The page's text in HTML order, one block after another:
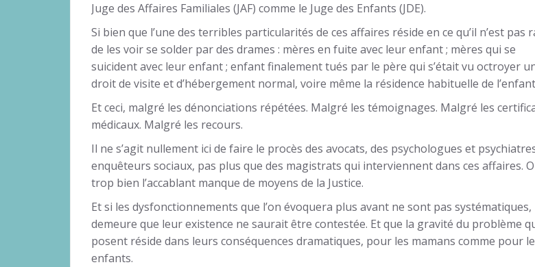
Juge des Affaires Familiales (JAF) comme le Juge des Enfants (JDE).
Si bien que l’une des terribles particularités de ces affaires réside en ce qu’il n’est pas
de les voir se solder par des drames : mères en fuite avec leur enfant ; mères qui se
suicident avec leur enfant ; enfant finalement tués par le père qui s’était vu octroyer
droit de visite et d’hébergement normal, voire même la résidence habituelle de
Et ceci, malgré les dénonciations répétées. Malgré les témoignages. Malgré les
médicaux. Malgré les recours.
Il ne s’agit nullement ici de faire le procès des avocats, des psychologues et
enquêteurs sociaux, pas plus que des magistrats qui interviennent dans ces affaires.
trop bien l’accablant manque de moyens de la Justice.
Et si les dysfonctionnements que l’on évoquera plus avant ne sont pas systématiques,
demeure que leur existence ne saurait être contestée. Et que la gravité du problème
posent réside dans leurs conséquences dramatiques, pour les mamans comme pour
enfants.